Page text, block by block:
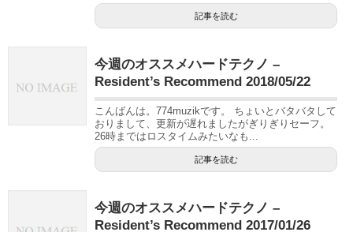
記事を読む
今週のオススメハードテクノ –
Resident’s Recommend 2018/05/22
こんばんは。774muzikです。 ちょいとバタバタして
おりまして、更新が遅れましたがぎりぎりセーフ。
26時まではロスタイムみたいなも...
記事を読む
今週のオススメハードテクノ –
Resident’s Recommend 2017/01/26